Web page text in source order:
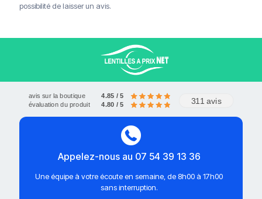
possibilité de laisser un avis.
avis sur la boutique
4.85 / 5
évaluation du produit
4.80 / 5 311 avis
Appelez-nous au 07 54 39 13 36
Une équipe à votre écoute en semaine, de 8h00 à 17h00
sans interruption.